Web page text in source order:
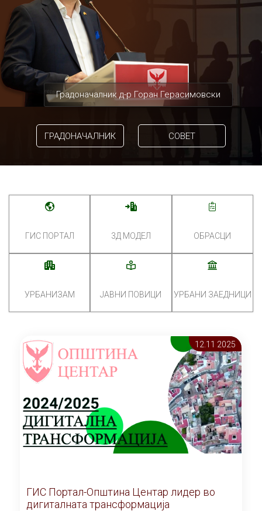
Градоначалник д-р Горан Герасимовски
ГРАДОНАЧАЛНИК СОВЕТ
ГИС ПОРТАЛ 3Д МОДЕЛ ОБРАСЦИ
УРБАНИЗАМ ЈАВНИ ПОВИЦИ УРБАНИ ЗАЕДНИЦИ
12.11 2025
ГИС Портал-Општина Центар лидер во
дигиталната трансформација